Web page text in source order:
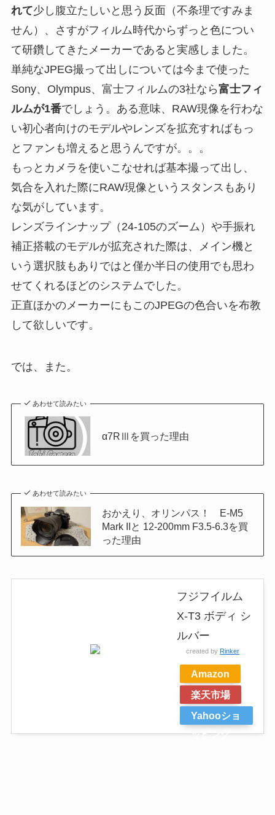
れて少し腹立たしいと思う反面（不条理ですみま
せん）、さすがフィルム時代からずっと色につい
て研鑽してきたメーカーであると実感しました。
単純なJPEG撮って出しについては今まで使った
Sony、Olympus、富士フィルムの3社なら富士フィ
ルムが1番でしょう。ある意味、RAW現像を行わな
い初心者向けのモデルやレンズを拡充すればもっ
とファンも増えると思うんですが。。。
もっとカメラを使いこなせれば基本撮って出し、
気合を入れた際にRAW現像というスタンスもあり
な気がしています。
レンズラインナップ（24-105のズーム）や手振れ
補正搭載のモデルが拡充された際は、メイン機と
いう選択肢もありではと僅か半日の使用でも思わ
せてくれるほどのシステムでした。
正直ほかのメーカーにもこのJPEGの色合いを布教
して欲しいです。
では、また。
あわせて読みたい
α7RⅢを買った理由
あわせて読みたい
おかえり、オリンパス！ E-M5
Mark IIと 12-200mm F3.5-6.3を買
った理由
フジフイルム
X-T3 ボディ シ
ルバー
created by Rinker
Amazon
楽天市場
Yahooショ
ッピング